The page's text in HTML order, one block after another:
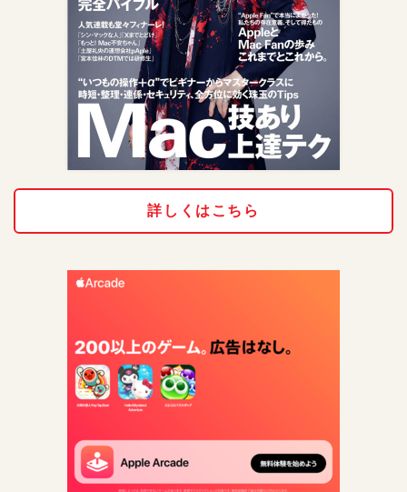
詳しくはこちら